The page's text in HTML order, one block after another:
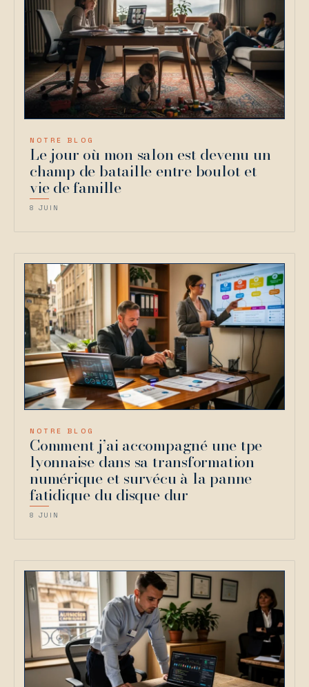
NOTRE BLOG
Le jour où mon salon est devenu un
champ de bataille entre boulot et
vie de famille
8 JUIN
NOTRE BLOG
Comment j’ai accompagné une tpe
lyonnaise dans sa transformation
numérique et survécu à la panne
fatidique du disque dur
8 JUIN